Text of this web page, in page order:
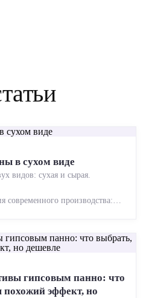
в сухом виде
видов: сухая и сырая.
современного производства:
гипсовым панно: что
похожий эффект, но